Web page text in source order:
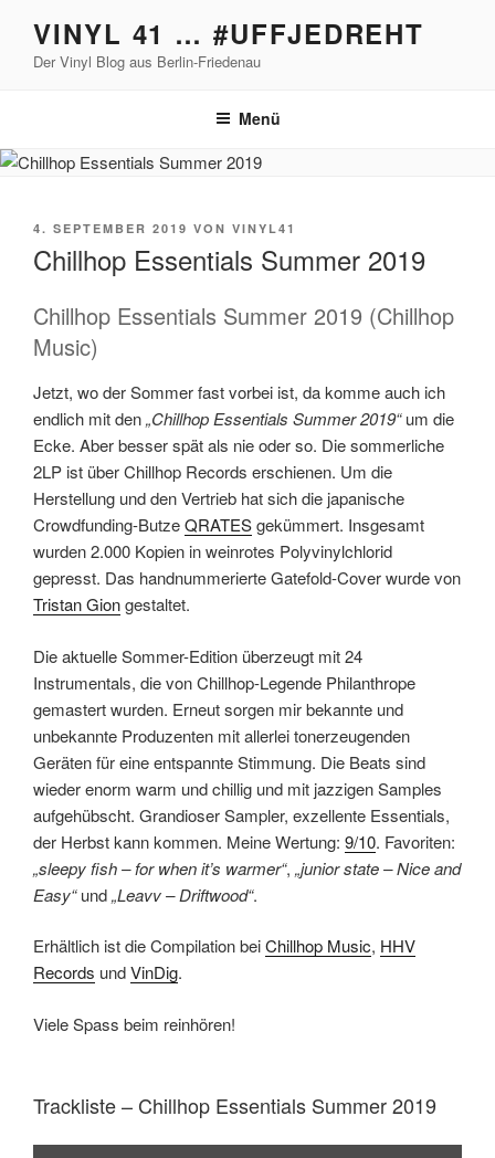
Inhalt
springen
VINYL 41 … #UFFJEDREHT
Der Vinyl Blog aus Berlin-Friedenau
Menü
VERÖFFENTLICHT
4. SEPTEMBER 2019 VON VINYL41
Chillhop Essentials Summer 2019
Chillhop Essentials Summer 2019 (Chillhop
Music)
Jetzt, wo der Sommer fast vorbei ist, da komme auch ich
endlich mit den„Chillhop Essentials Summer 2019“um die
Ecke. Aber besser spät als nie oder so. Die sommerliche
2LP ist über Chillhop Records erschienen. Um die
Herstellung und den Vertrieb hat sich die japanische
Crowdfunding-ButzeQRATESgekümmert. Insgesamt
wurden 2.000 Kopien in weinrotes Polyvinylchlorid
gepresst. Das handnummerierte Gatefold-Cover wurde von
Tristan Giongestaltet.
Die aktuelle Sommer-Edition überzeugt mit 24
Instrumentals, die von Chillhop-Legende Philanthrope
gemastert wurden. Erneut sorgen mir bekannte und
unbekannte Produzenten mit allerlei tonerzeugenden
Geräten für eine entspannte Stimmung. Die Beats sind
wieder enorm warm und chillig und mit jazzigen Samples
aufgehübscht. Grandioser Sampler, exzellente Essentials,
der Herbst kann kommen. Meine Wertung: 9/10. Favoriten:
„sleepy fish – for when it’s warmer“, „junior state – Nice and
Easy“und„Leavv – Driftwood“.
Erhältlich ist die Compilation beiChillhop Music, HHV
Records undVinDig.
Viele Spass beim reinhören!
Trackliste – Chillhop Essentials Summer 2019
Inhalt